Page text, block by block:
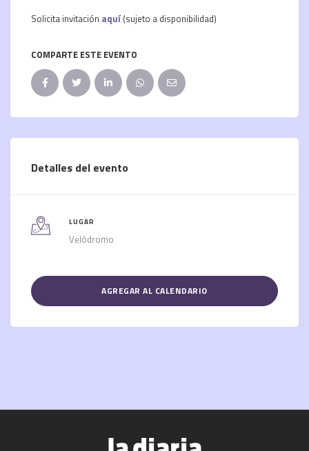
Solicita invitación aquí (sujeto a disponibilidad)
COMPARTE ESTE EVENTO
Detalles del evento
LUGAR
Velódromo
AGREGAR AL CALENDARIO